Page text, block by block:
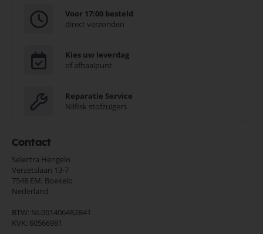
Voor 17:00 besteld
direct verzonden
Kies uw leverdag
of afhaalpunt
Reparatie Service
Nilfisk stofzuigers
Contact
Selectra Hengelo
Verzetslaan 13-7
7548 EM, Boekelo
Nederland
BTW: NL001406482B41
KVK: 60566981